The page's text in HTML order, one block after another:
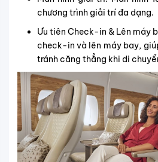
chương trình giải trí đa dạng.
Ưu tiên Check-in & Lên máy
check-in và lên máy bay,
tránh căng thẳng khi di